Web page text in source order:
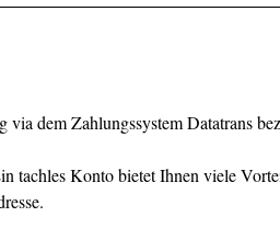
dem Zahlungssystem Datatrans
tachles Konto bietet Ihnen viele